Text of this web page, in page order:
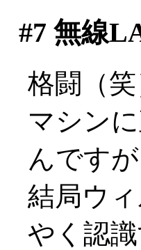
#7 無線
格闘（笑
マシン
んです
結局ウ
やく認